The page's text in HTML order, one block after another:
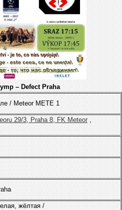
– Defect Praha
/ Meteor METE 1
29/3, Praha 8, FK Meteor,
жёлтая /